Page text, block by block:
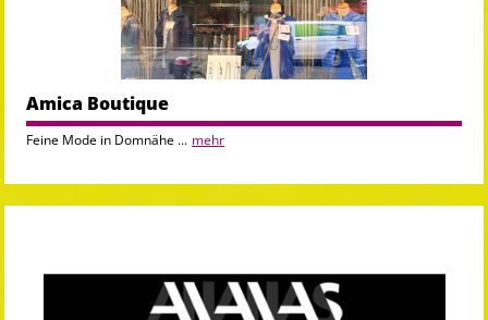
Amica Boutique
Feine Mode in Domnähe ... mehr